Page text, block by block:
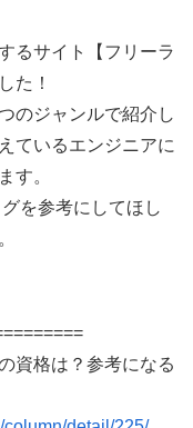
るサイト【フリーラ
た！
のジャンルで紹介し
ているエンジニアに
す。
を参考にしてほし
資格は？参考になる